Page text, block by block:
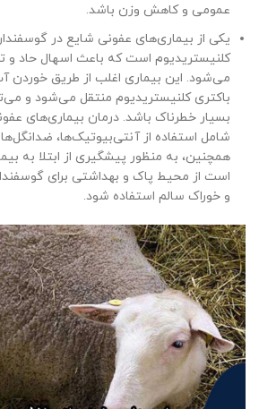
عمومی و کاهش وزن باشد.
یکی از بیماری‌های عفونی شایع در
کلنیستریدیوم است که باعث اسهال حاد و
می‌شود. این بیماری اغلب از طریق خوردن
باکتری کلنیستریدیوم منتقل می‌شود و
بسیار خطرناک باشد. درمان بیماری‌های
شامل استفاده از آنتی‌بیوتیک‌ها،
همچنین، به منظور پیشگیری از ابتلا به
است از محیط پاک و بهداشتی برای
و خوراک سالم استفاده شود.